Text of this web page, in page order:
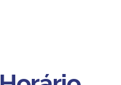
Horário